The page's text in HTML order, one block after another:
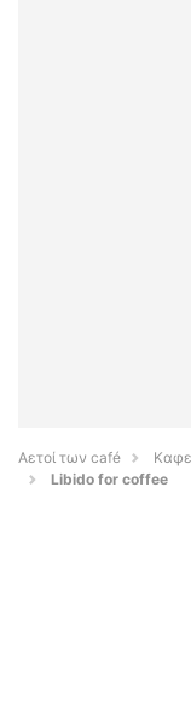
Αετοί των café
Libido for coffee